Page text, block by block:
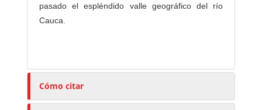
pasado el espléndido valle geográfico del río
Cauca.
Cómo citar